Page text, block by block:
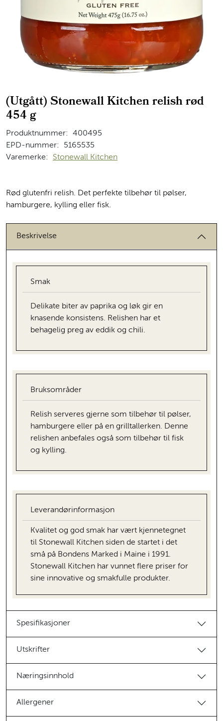
(Utgått) Stonewall Kitchen relish rød
454 g
Produktnummer:
400495
EPD-nummer:
5165535
Varemerke:
Stonewall Kitchen
Rød glutenfri relish. Det perfekte tilbehør til pølser,
hamburgere, kylling eller fisk.
Beskrivelse
Smak
Delikate biter av paprika og løk gir en
knasende konsistens. Relishen har et
behagelig preg av eddik og chili.
Bruksområder
Relish serveres gjerne som tilbehør til pølser,
hamburgere eller på en grilltallerken. Denne
relishen anbefales også som tilbehør til fisk
og kylling.
Leverandørinformasjon
Kvalitet og god smak har vært kjennetegnet
til Stonewall Kitchen siden de startet i det
små på Bondens Marked i Maine i 1991.
Stonewall Kitchen har vunnet flere priser for
sine innovative og smakfulle produkter.
Spesifikasjoner
Utskrifter
Næringsinnhold
Allergener